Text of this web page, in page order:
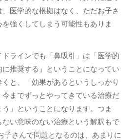
医学的な根拠はなく、ただお子さ
強くしてしまう可能性もありま
ラインでも「鼻吸引」は「医学的
推奨する」ということになってい
と、「効果があるというしっかり
今までずっとやってきている治療だ
」ということになります。つま
ない意味のない治療という解釈もで
子さんで問題となるのは、あまりに